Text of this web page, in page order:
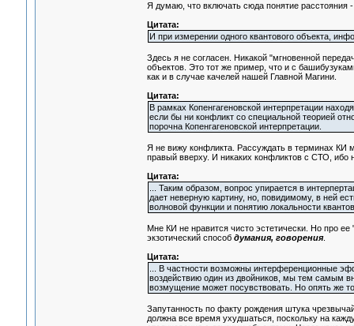
Я думаю, что включать сюда понятие расстояния
Цитата:
И при измерении одного квантового объекта,
Здесь я не согласен. Никакой "мгновенной
объектов. Это тот же пример, что и с
как и в случае качелей нашей Главной Магини.
Цитата:
В рамках Копенгагеновской интерпретации
если бы ни конфликт со специальной теорией
порочна Копенгагеновской интерпретации.
Я не вижу конфликта. Рассуждать в терминах КИ
правый вверху. И никаких конфликтов с СТО, ибо
Цитата:
... Таким образом, вопрос упирается в
дает неверную картину, но, повидимому, в ней
волновой функции и понятию локальности
Мне КИ не нравится чисто эстетически. Но про
экзотический способ думания, говорения.
Цитата:
... В частности возможны интерференционные
воздействию один из двойников, мы тем самым
возмущение может посувствовать. Но опять же
Запутанность по факту рождения штука
должна все время ухудшаться, поскольку на